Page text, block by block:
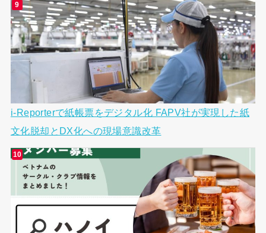
i-Reporterで紙帳票をデジタル化 FAPV社が実現した紙
文化脱却とDX化への現場意識改革